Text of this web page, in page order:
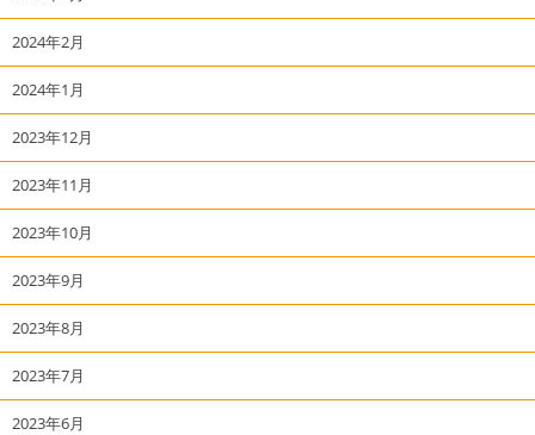
2024年2月
2024年1月
2023年12月
2023年11月
2023年10月
2023年9月
2023年8月
2023年7月
2023年6月